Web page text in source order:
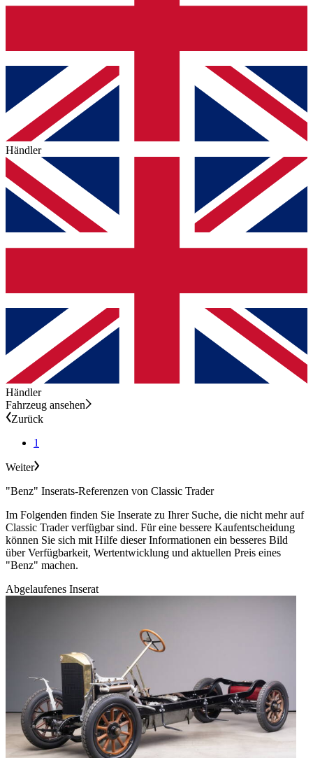
Händler
Händler
Fahrzeug ansehen
Zurück
1
Weiter
"Benz" Inserats-Referenzen von Classic Trader
Im Folgenden finden Sie Inserate zu Ihrer Suche, die nicht mehr auf
Classic Trader verfügbar sind. Für eine bessere Kaufentscheidung
können Sie sich mit Hilfe dieser Informationen ein besseres Bild
über Verfügbarkeit, Wertentwicklung und aktuellen Preis eines
"Benz" machen.
Abgelaufenes Inserat